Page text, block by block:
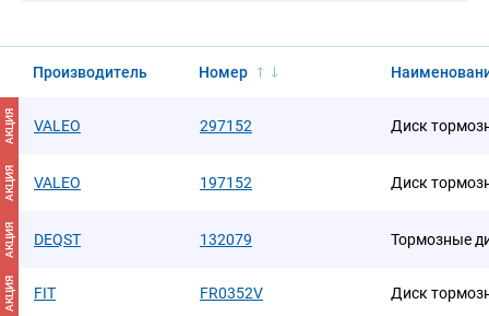
Производитель Номер
АКЦИЯ VALEO 297152 Диск
АКЦИЯ VALEO 197152 Диск
АКЦИЯ DEQST 132079 Тормозные
АКЦИЯ FIT FR0352V Диск